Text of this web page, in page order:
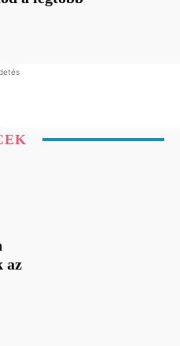
az